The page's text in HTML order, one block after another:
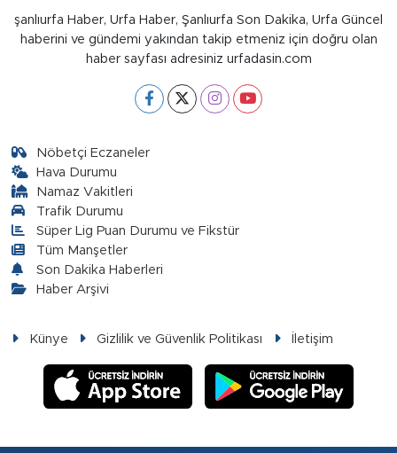
şanlıurfa Haber, Urfa Haber, Şanlıurfa Son Dakika, Urfa Güncel
haberini ve gündemi yakından takip etmeniz için doğru olan
haber sayfası adresiniz urfadasin.com
Nöbetçi Eczaneler
Hava Durumu
Namaz Vakitleri
Trafik Durumu
Süper Lig Puan Durumu ve Fikstür
Tüm Manşetler
Son Dakika Haberleri
Haber Arşivi
Künye Gizlilik ve Güvenlik Politikası İletişim